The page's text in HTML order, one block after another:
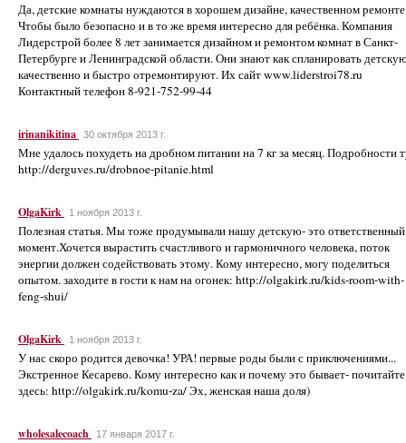
Да, детские комнаты нуждаются в хорошем дизайне, качественном
Чтобы было безопасно и в то же время интересно для ребёнка. Компания
Лидерстрой более 8 лет занимается дизайном и ремонтом комнат в Санкт-
Петербурге и Ленинградской области. Они знают как спланировать
качественно и быстро отремонтируют. Их сайт www.liderstroi78.ru
Контактный телефон 8-921-752-99-44
irinanikitina 30 октября 2013 г.
Мне удалось похудеть на дробном питании на 7 кг за месяц. Подробности
http://derguves.ru/drobnoe-pitanie.html
OlgaKirk 1 ноября 2013 г.
Полезная статья. Мы тоже продумывали нашу детскую- это ответственный
момент.Хочется вырастить счастливого и гармоничного человека, поток
энергии должен содействовать этому. Кому интересно, могу поделиться
опытом. заходите в гости к нам на огонек: http://olgakirk.ru/kids-room-with-
feng-shui/
OlgaKirk 1 ноября 2013 г.
У нас скоро родится девочка! УРА! первые роды были с приключениями...
Экстренное Кесарево. Кому интересно как и почему это бывает- почитайте
здесь: http://olgakirk.ru/komu-za/ Эх, женская наша доля)
wholesalecoach 17 января 2017 г.